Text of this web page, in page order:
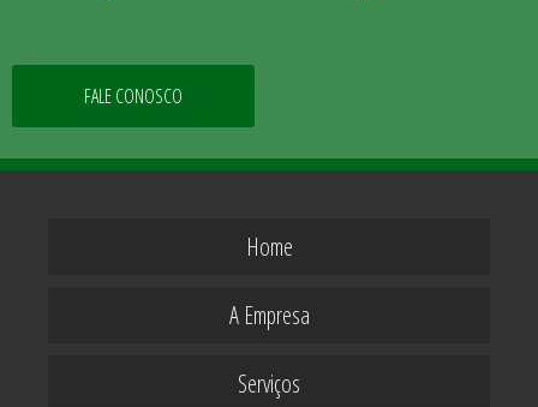
FALE CONOSCO
Home
A Empresa
Serviços